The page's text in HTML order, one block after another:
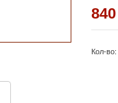
Кол-во: